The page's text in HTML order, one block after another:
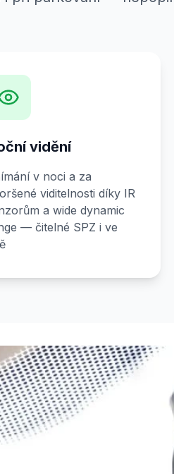
vidění
v noci a za
viditelnosti díky IR
a wide dynamic
— čitelné SPZ i ve